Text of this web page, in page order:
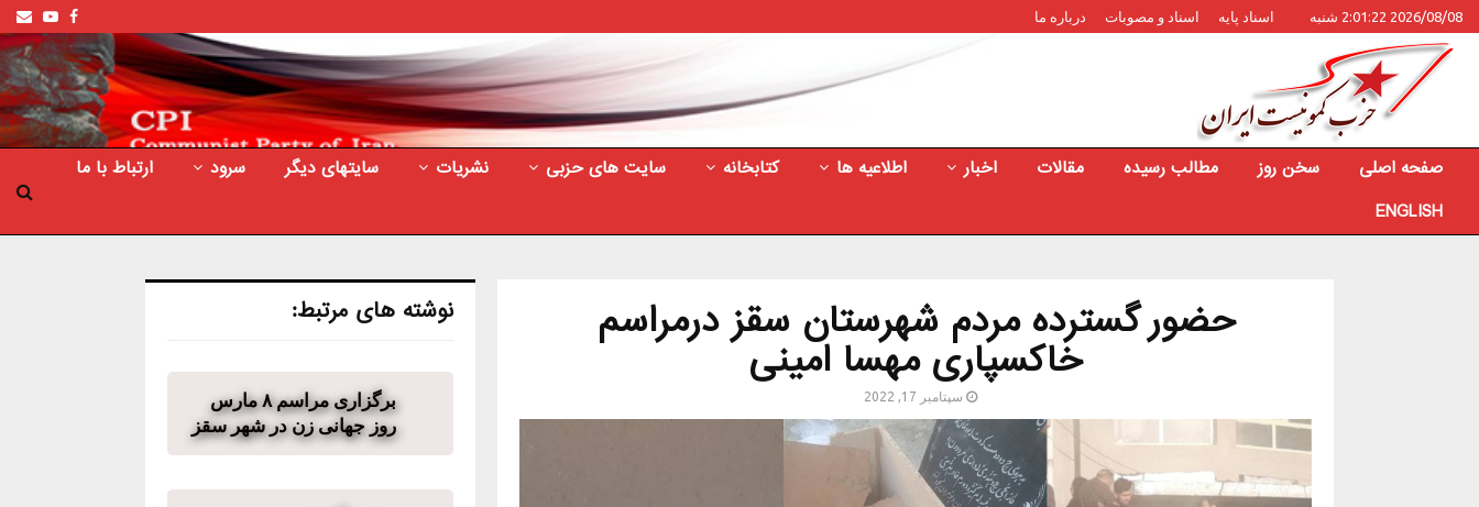
2026/08/08 2:01:22 شنبه اسناد پایه اسناد و مصوبات درباره ما Facebook
صفحه اصلی سخن روز مطالب رسیده مقالات اخبار اطلاعیه ها کتابخانه سایت های حزبی نشریات سایتهای دیگر سرود
ارتباط با ما
ENGLISH
حضور گسترده مردم شهرستان سقز درمراسم
خاکسپاری مهسا امینی
سپتامبر 17, 2022
نوشته های مرتبط:
برگزاری مراسم ٨ مارس
روز جهانی زن در شهر سقز